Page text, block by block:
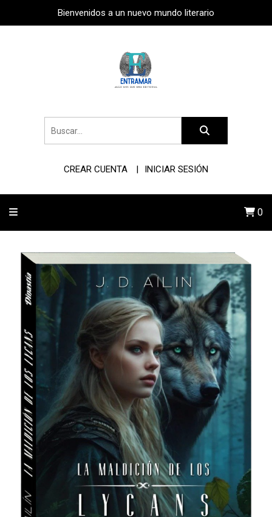
Bienvenidos a un nuevo mundo literario
CREAR CUENTA INICIAR SESIÓN
0